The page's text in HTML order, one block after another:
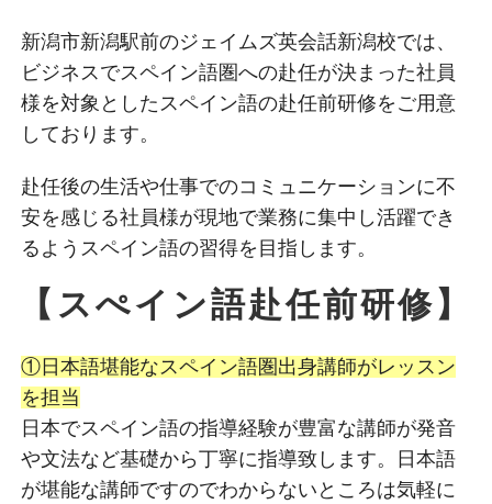
新潟市新潟駅前のジェイムズ英会話新潟校では、
ビジネスでスペイン語圏への赴任が決まった社員
様を対象としたスペイン語の赴任前研修をご用意
しております。
赴任後の生活や仕事でのコミュニケーションに不
安を感じる社員様が現地で業務に集中し活躍でき
るようスペイン語の習得を目指します。
【スぺイン語赴任前研修】
①日本語堪能なスペイン語圏出身講師がレッスン
を担当
日本でスペイン語の指導経験が豊富な講師が発音
や文法など基礎から丁寧に指導致します。日本語
が堪能な講師ですのでわからないところは気軽に